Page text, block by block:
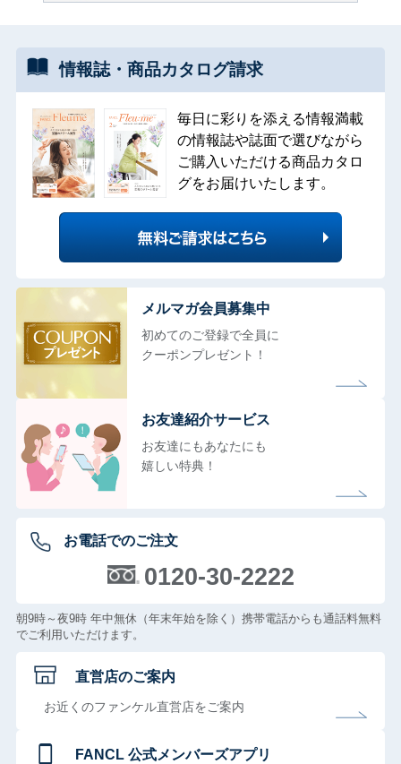
情報誌・ 商品カタログ請求
毎日に彩りを添える情報満載
の情報誌や誌面で選びながら
ご購入いただける商品カタロ
グをお届けいたします。
メルマガ会員募集中
初めてのご登録で全員に
クーポンプレゼント！
お友達紹介サービス
お友達にもあなたにも
嬉しい特典！
お電話でのご注文
0120-30-2222
朝9時～夜9時 年中無休（年末年始を除く）携帯電話からも通話料無料
でご利用いただけます。
直営店のご案内
お近くのファンケル直営店をご案内
FANCL 公式メンバーズアプリ